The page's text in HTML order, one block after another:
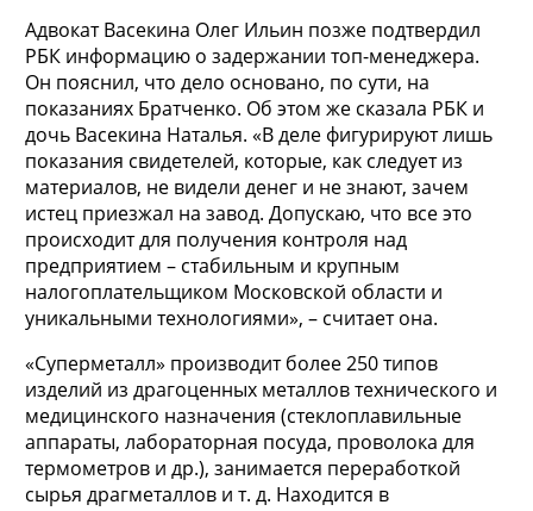
Адвокат Васекина Олег Ильин позже подтвердил
РБК информацию о задержании топ-менеджера.
Он пояснил, что дело основано, по сути, на
показаниях Братченко. Об этом же сказала РБК и
дочь Васекина Наталья. «В деле фигурируют лишь
показания свидетелей, которые, как следует из
материалов, не видели денег и не знают, зачем
истец приезжал на завод. Допускаю, что все это
происходит для получения контроля над
предприятием – стабильным и крупным
налогоплательщиком Московской области и
уникальными технологиями», – считает она.
«Суперметалл» производит более 250 типов
изделий из драгоценных металлов технического и
медицинского назначения (стеклоплавильные
аппараты, лабораторная посуда, проволока для
термометров и др.), занимается переработкой
сырья драгметаллов и т. д. Находится в